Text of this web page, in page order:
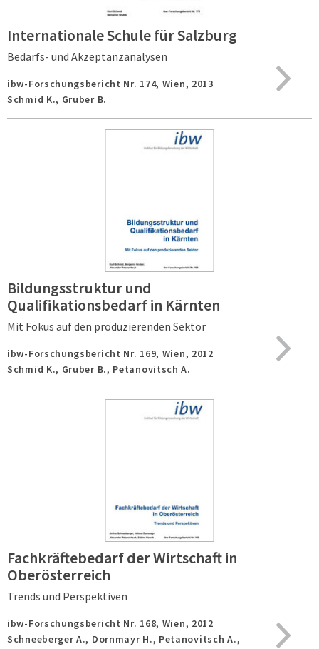
Internationale Schule für Salzburg
Bedarfs- und Akzeptanzanalysen
ibw-Forschungsbericht Nr. 174, Wien, 2013
Schmid K., Gruber B.
Bildungsstruktur und
Qualifikationsbedarf in Kärnten
Mit Fokus auf den produzierenden Sektor
ibw-Forschungsbericht Nr. 169, Wien, 2012
Schmid K., Gruber B., Petanovitsch A.
Fachkräftebedarf der Wirtschaft in
Oberösterreich
Trends und Perspektiven
ibw-Forschungsbericht Nr. 168, Wien, 2012
Schneeberger A., Dornmayr H., Petanovitsch A.,